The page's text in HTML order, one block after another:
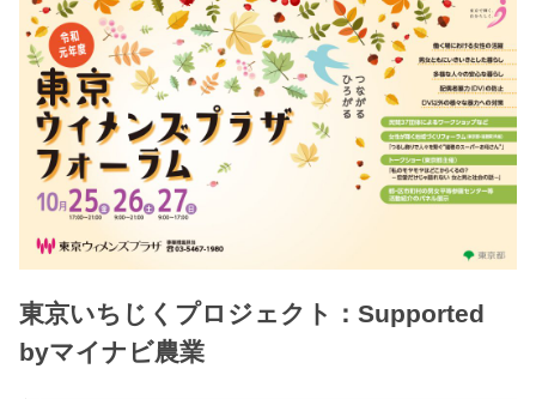
東京いちじくプロジェクト：Supported
byマイナビ農業